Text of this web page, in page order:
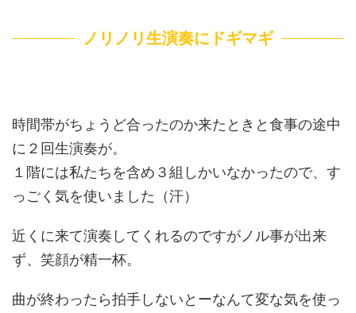
ノリノリ生演奏にドギマギ
時間帯がちょうど合ったのか来たときと食事の途中
に２回生演奏が。
１階には私たちを含め３組しかいなかったので、す
っごく気を使いました（汗）
近くに来て演奏してくれるのですがノル事が出来
ず、笑顔が精一杯。
曲が終わったら拍手しないとーなんて変な気を使っ